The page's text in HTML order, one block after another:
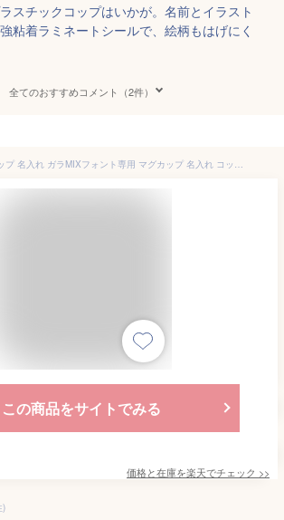
スチックコップはいかが。名前とイラスト
粘着ラミネートシールで、絵柄もはげにく
全てのおすすめコメント（2件）
【名入れ】コップ 名入れ ガラMIXフォント専用 マグカップ 名入れ コップ 割れない メッセージ可 送料無料 日本製 メッセージ 入園祝い 入院 お見舞 保育園 トライタン 名前 マグカップ 幼稚園 進級祝い 入学 入学式 祝い 食洗器対応 名入れ コップ 子供 オリジナル G
この商品をサイトでみる
価格と在庫を楽天でチェック >>
)